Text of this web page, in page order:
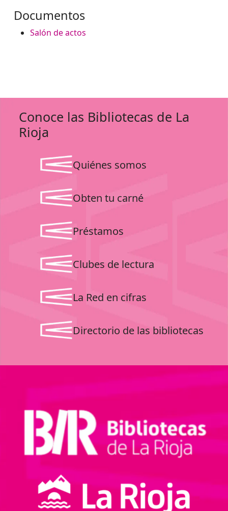
Documentos
Salón de actos
Conoce las Bibliotecas de La
Rioja
Quiénes somos
Obten tu carné
Préstamos
Clubes de lectura
La Red en cifras
Directorio de las bibliotecas